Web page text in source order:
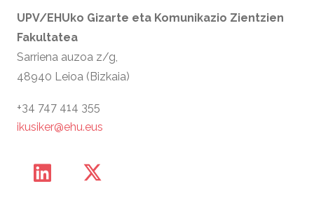
UPV/EHUko Gizarte eta Komunikazio Zientzien
Fakultatea
Sarriena auzoa z/g,
48940 Leioa (Bizkaia)
+34 747 414 355
ikusiker@ehu.eus